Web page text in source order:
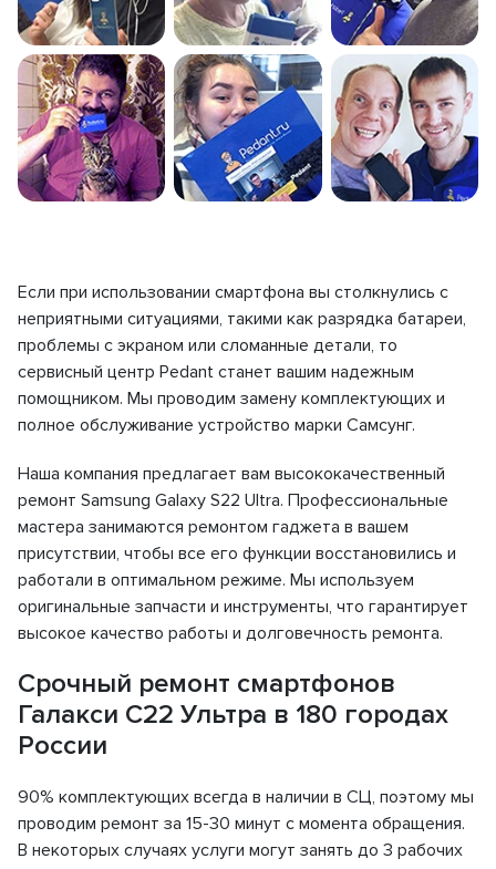
Если при использовании смартфона вы столкнулись с
неприятными ситуациями, такими как разрядка батареи,
проблемы с экраном или сломанные детали, то
сервисный центр Pedant станет вашим надежным
помощником. Мы проводим замену комплектующих и
полное обслуживание устройство марки Самсунг.
Наша компания предлагает вам высококачественный
ремонт Samsung Galaxy S22 Ultra. Профессиональные
мастера занимаются ремонтом гаджета в вашем
присутствии, чтобы все его функции восстановились и
работали в оптимальном режиме. Мы используем
оригинальные запчасти и инструменты, что гарантирует
высокое качество работы и долговечность ремонта.
Срочный ремонт смартфонов
Галакси С22 Ультра в 180 городах
России
90% комплектующих всегда в наличии в СЦ, поэтому мы
проводим ремонт за 15-30 минут с момента обращения.
В некоторых случаях услуги могут занять до 3 рабочих